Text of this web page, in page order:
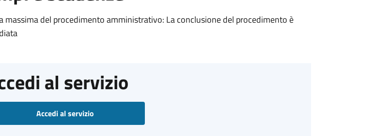
massima del procedimento amministrativo: La conclusione del procedimento è
al servizio
Accedi al servizio